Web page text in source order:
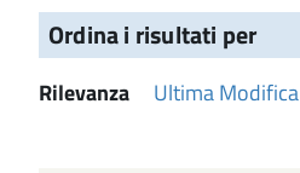
Ordina i risultati per
Rilevanza Ultima Modifica